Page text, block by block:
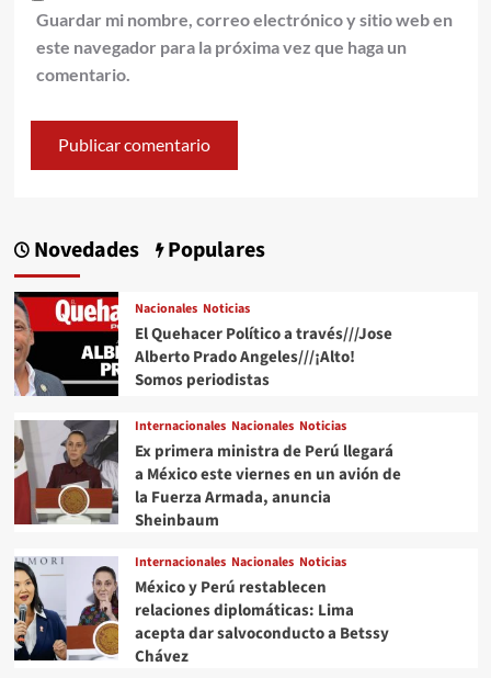
Guardar mi nombre, correo electrónico y sitio web en
este navegador para la próxima vez que haga un
comentario.
Novedades Populares
Nacionales Noticias
El Quehacer Político a través///Jose
Alberto Prado Angeles///¡Alto!
Somos periodistas
Internacionales Nacionales Noticias
Ex primera ministra de Perú llegará
a México este viernes en un avión de
la Fuerza Armada, anuncia
Sheinbaum
Internacionales Nacionales Noticias
México y Perú restablecen
relaciones diplomáticas: Lima
acepta dar salvoconducto a Betssy
Chávez